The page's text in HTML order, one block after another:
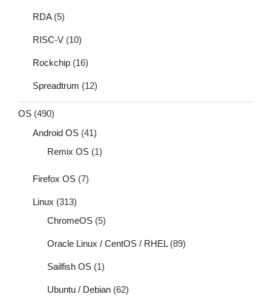
RDA(5)
RISC-V (10)
Rockchip (16)
Spreadtrum (12)
OS (490)
Android OS (41)
Remix OS (1)
Firefox OS (7)
Linux (313)
ChromeOS (5)
Oracle Linux / CentOS / RHEL(89)
Sailfish OS (1)
Ubuntu / Debian (62)